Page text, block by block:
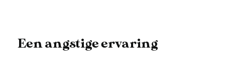
Een angstige ervaring